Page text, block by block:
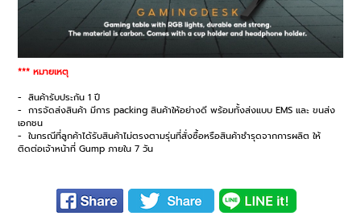
*** หมายเหตุ
- สินค้ารับประกัน 1 ปี
- การจัดส่งสินค้า มีการ packing สินค้าให้อย่างดี พร้อมทั้งส่งแบบ EMS และ ขนส่ง
เอกชน
- ในกรณีที่ลูกค้าได้รับสินค้าไม่ตรงตามรุ่นที่สั่งซื้อหรือสินค้าชำรุดจากการผลิต ให้
ติดต่อเจ้าหน้าที่ Gump ภายใน 7 วัน